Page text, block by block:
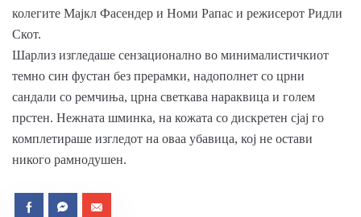
колегите Мајкл Фасендер и Номи Рапас и режисерот Ридли
Скот.
Шарлиз изгледаше сензационално во минималистичкиот
темно син фустан без прерамки, надополнет со црни
сандали со ремчиња, црна светкава нараквица и голем
прстен. Нежната шминка, на кожата со дискретен сјај го
комплетираше изгледот на оваа убавица, кој не остави
никого рамнодушен.